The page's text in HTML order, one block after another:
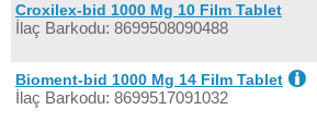
Croxilex-bid 1000 Mg 10 Film Tablet
İlaç Barkodu: 8699508090488
Bioment-bid 1000 Mg 14 Film Tablet
İlaç Barkodu: 8699517091032